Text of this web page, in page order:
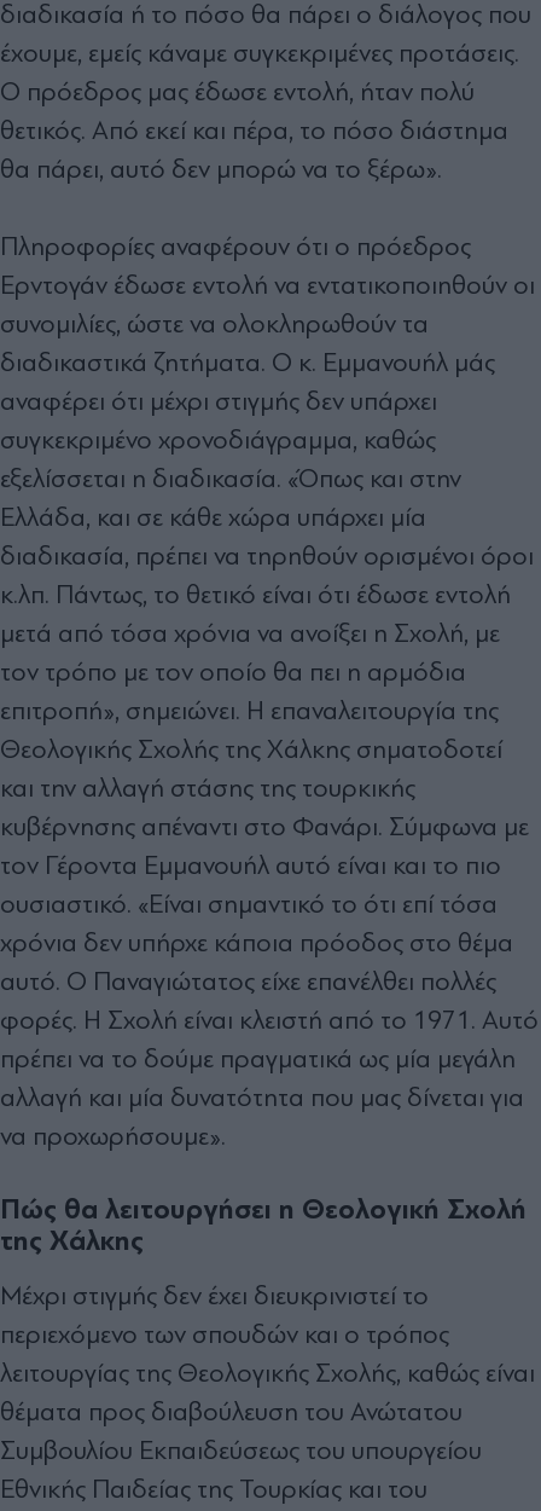
διαδικασία ή το πόσο θα πάρει ο διάλογος που
έχουμε, εμείς κάναμε συγκεκριμένες προτάσεις.
Ο πρόεδρος μας έδωσε εντολή, ήταν πολύ
θετικός. Από εκεί και πέρα, το πόσο διάστημα
θα πάρει, αυτό δεν μπορώ να το ξέρω».
Πληροφορίες αναφέρουν ότι ο πρόεδρος
Ερντογάν έδωσε εντολή να εντατικοποιηθούν οι
συνομιλίες, ώστε να ολοκληρωθούν τα
διαδικαστικά ζητήματα. Ο κ. Εμμανουήλ μάς
αναφέρει ότι μέχρι στιγμής δεν υπάρχει
συγκεκριμένο χρονοδιάγραμμα, καθώς
εξελίσσεται η διαδικασία. «Όπως και στην
Ελλάδα, και σε κάθε χώρα υπάρχει μία
διαδικασία, πρέπει να τηρηθούν ορισμένοι όροι
κ.λπ. Πάντως, το θετικό είναι ότι έδωσε εντολή
μετά από τόσα χρόνια να ανοίξει η Σχολή, με
τον τρόπο με τον οποίο θα πει η αρμόδια
επιτροπή», σημειώνει. Η επαναλειτουργία της
Θεολογικής Σχολής της Χάλκης σηματοδοτεί
και την αλλαγή στάσης της τουρκικής
κυβέρνησης απέναντι στο Φανάρι. Σύμφωνα με
τον Γέροντα Εμμανουήλ αυτό είναι και το πιο
ουσιαστικό. «Είναι σημαντικό το ότι επί τόσα
χρόνια δεν υπήρχε κάποια πρόοδος στο θέμα
αυτό. Ο Παναγιώτατος είχε επανέλθει πολλές
φορές. Η Σχολή είναι κλειστή από το 1971. Αυτό
πρέπει να το δούμε πραγματικά ως μία μεγάλη
αλλαγή και μία δυνατότητα που μας δίνεται για
να προχωρήσουμε».
Πώς θα λειτουργήσει η Θεολογική Σχολή
της Χάλκης
Μέχρι στιγμής δεν έχει διευκρινιστεί το
περιεχόμενο των σπουδών και ο τρόπος
λειτουργίας της Θεολογικής Σχολής, καθώς είναι
θέματα προς διαβούλευση του Ανώτατου
Συμβουλίου Εκπαιδεύσεως του υπουργείου
Εθνικής Παιδείας της Τουρκίας και του